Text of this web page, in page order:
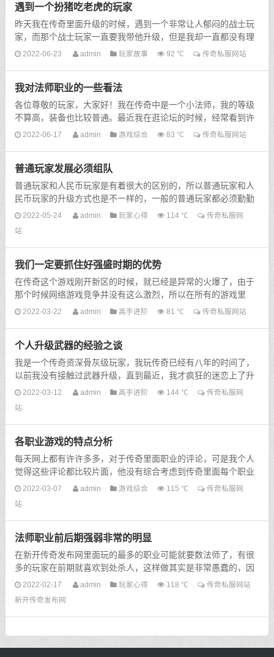
遇到一个扮猪吃老虎的玩家
昨天我在传奇里面升级的时候，遇到一个非常让人郁闷的战士玩
家，而那个战士玩家一直要我带他升级，但是我却一直都没有理
他，因为我也是个战士玩家，而且我觉得战士这个职业本身升...
2022-06-23 admin 玩家故事 92 ℃ 传奇私服网站
我对法师职业的一些看法
各位尊敬的玩家，大家好！我在传奇中是一个小法师，我的等级
不算高，装备也比较普通。最近我在逛论坛的时候，经常看到许
多的文章，都是讨论法师职业的，法师这个职业虽然非常的脆
2022-06-17 admin 游戏综合 83 ℃ 传奇私服网站
普通玩家发展必须组队
普通玩家和人民币玩家是有着很大的区别的，所以普通玩家和人
民币玩家的升级方式也是不一样的，一般的普通玩家都必须勤勤
恳恳的去打怪物升级，所以这个时候许多的普通玩家都会...
2022-05-24 admin 玩家心得 114 ℃
传奇私服网
站
我们一定要抓住好强盛时期的优势
在传奇这个游戏刚开新区的时候，就已经是异常的火爆了，由于
那个时候网络游戏竞争并没有这么激烈，所以在所有的游戏里
面，传奇就成了为数不多的经典网络游戏之一，而且传奇这个
2022-03-22 admin 高手进阶 81 ℃ 传奇私服网站
个人升级武器的经验之谈
我是一个传奇资深骨灰级玩家，我玩传奇已经有八年的时间了，
以前我没有接触过武器升级，直到最近，我才疯狂的迷恋上了升
级武器，我已经升级了许多次的武器了，连我自己都不知道成
2022-03-12 admin 高手进阶 144 ℃
传奇私服网
站
各职业游戏的特点分析
每天网上都有许许多多，对于传奇里面职业的评论，可是我个人
觉得这些评论都比较片面，他没有综合考虑到传奇里面每个职业
的优点和缺点，下面传奇私服网站就为大家详细的介绍一下...
2022-03-07 admin 游戏综合 115 ℃
传奇私服网
站
法师职业前后期强弱非常的明显
在新开传奇发布网里面玩的最多的职业可能就要数法师了，有很
多的玩家在前期就喜欢到处杀人，这样做其实是非常愚蠢的，因
为我们在玩法师的前期最主要的就是升级，只有赶快把我们...
2022-02-17 admin 玩家心得 118 ℃
传奇私服网站
新开传奇发布网